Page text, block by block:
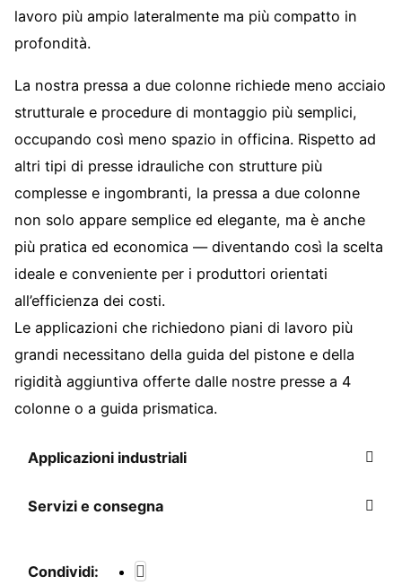
lavoro più ampio lateralmente ma più compatto in
profondità.
La nostra pressa a due colonne richiede meno acciaio
strutturale e procedure di montaggio più semplici,
occupando così meno spazio in officina. Rispetto ad
altri tipi di presse idrauliche con strutture più
complesse e ingombranti, la pressa a due colonne
non solo appare semplice ed elegante, ma è anche
più pratica ed economica — diventando così la scelta
ideale e conveniente per i produttori orientati
all’efficienza dei costi.
Le applicazioni che richiedono piani di lavoro più
grandi necessitano della guida del pistone e della
rigidità aggiuntiva offerte dalle nostre presse a 4
colonne o a guida prismatica.
Applicazioni industriali
Servizi e consegna
Condividi: